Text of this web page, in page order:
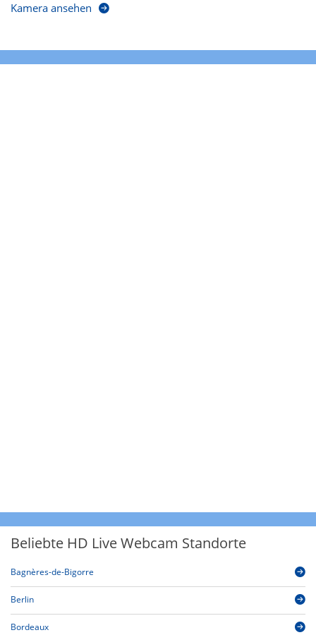
Kamera ansehen
Beliebte HD Live Webcam Standorte
Bagnères-de-Bigorre
Berlin
Bordeaux